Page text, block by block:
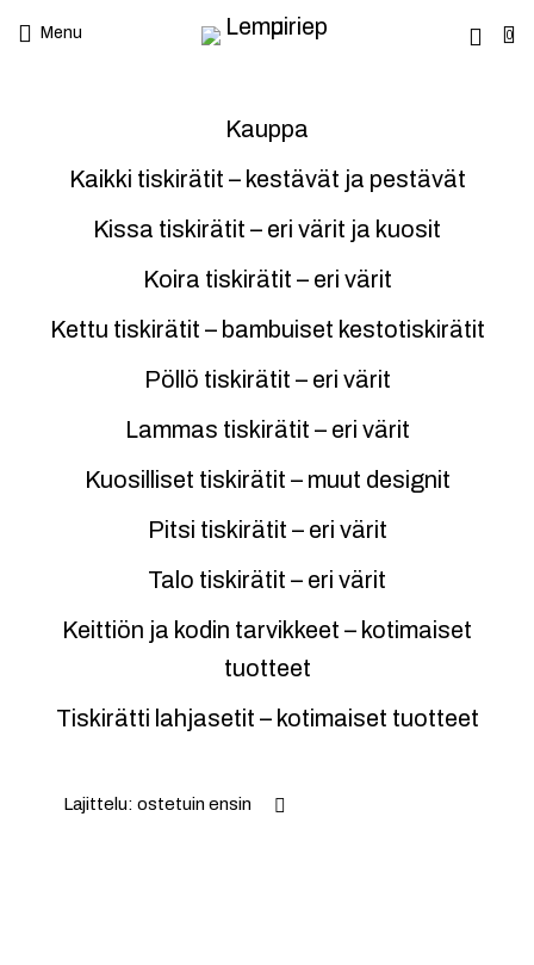
Menu 0
Kauppa
Kaikki tiskirätit – kestävät ja pestävät
Kissa tiskirätit – eri värit ja kuosit
Koira tiskirätit – eri värit
Kettu tiskirätit – bambuiset kestotiskirätit
Pöllö tiskirätit – eri värit
Lammas tiskirätit – eri värit
Kuosilliset tiskirätit – muut designit
Pitsi tiskirätit – eri värit
Talo tiskirätit – eri värit
Keittiön ja kodin tarvikkeet – kotimaiset
tuotteet
Tiskirätti lahjasetit – kotimaiset tuotteet
Lajittelu: ostetuin ensin